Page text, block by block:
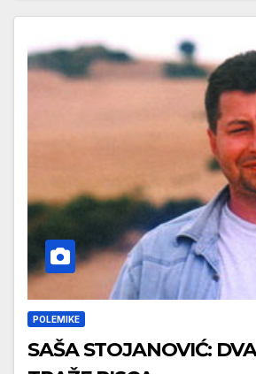
POLEMIKE
SAŠA STOJANOVIĆ: